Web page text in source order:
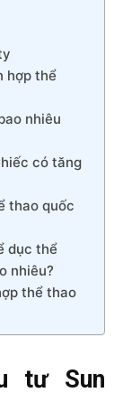
hợp thể
nhiêu
có tăng
thao quốc
dục thể
nhiêu?
thể thao
tư Sun